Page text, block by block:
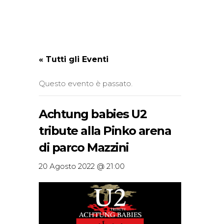
« Tutti gli Eventi
Questo evento è passato.
Achtung babies U2
tribute alla Pinko arena
di parco Mazzini
20 Agosto 2022 @ 21:00